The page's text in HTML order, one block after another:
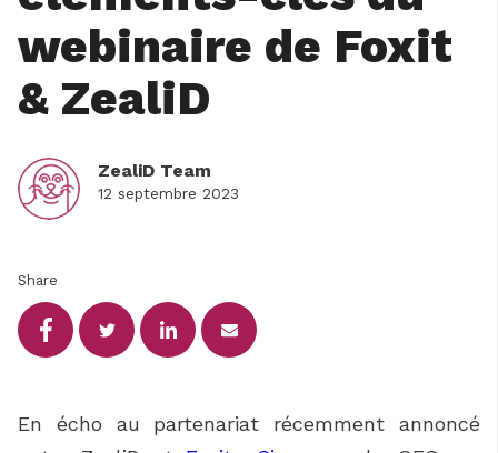
webinaire de Foxit
& ZealiD
ZealiD Team
12 septembre 2023
Share
En écho au partenariat récemment annoncé